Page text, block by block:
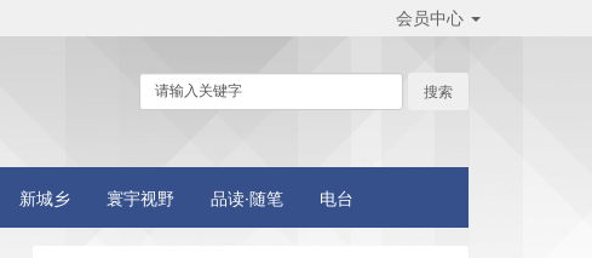
会员中心
新城乡 寰宇视野 品读·随笔 电台